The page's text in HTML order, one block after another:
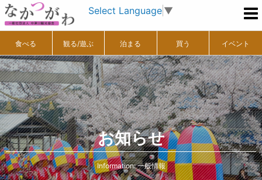
Select Language ▼
食べる 観る/遊ぶ 泊まる 買う イベント
お知らせ
Information: 一般情報